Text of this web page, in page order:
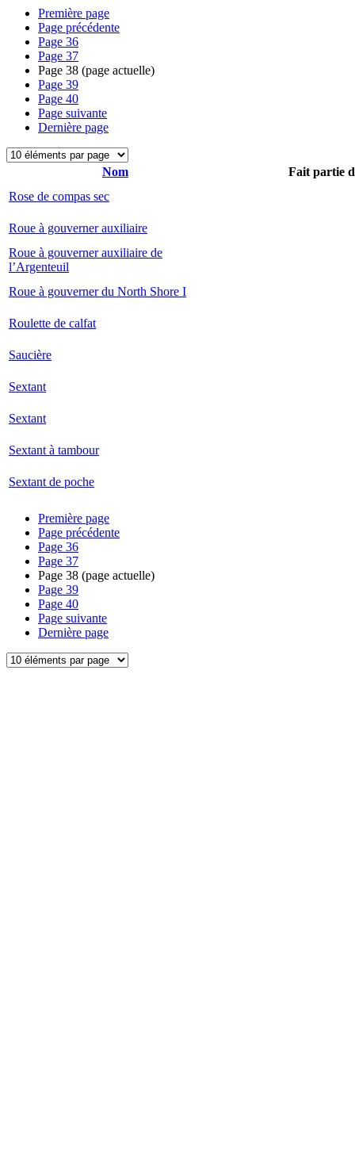
Première page
Page précédente
Page 36
Page 37
Page 38 (page actuelle)
Page 39
Page 40
Page suivante
Dernière page
Nom
Fait partie
Rose de compas sec
Roue à gouverner auxiliaire
Roue à gouverner auxiliaire de
l’Argenteuil
Roue à gouverner du North Shore I
Roulette de calfat
Saucière
Sextant
Sextant
Sextant à tambour
Sextant de poche
Première page
Page précédente
Page 36
Page 37
Page 38 (page actuelle)
Page 39
Page 40
Page suivante
Dernière page